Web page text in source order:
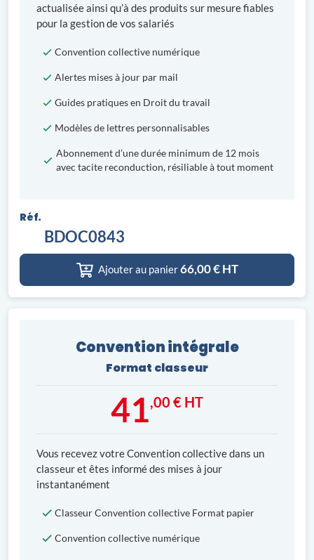
actualisée ainsi qu’à des produits sur mesure fiables
pour la gestion de vos salariés
Convention collective numérique
Alertes mises à jour par mail
Guides pratiques en Droit du travail
Modèles de lettres personnalisables
Abonnement d’une durée minimum de 12 mois
avec tacite reconduction, résiliable à tout moment
Réf.
BDOC0843
Ajouter au panier66,00€ HT
Convention intégrale
Format classeur
41,00 € HT
Vous recevez votre Convention collective dans un
classeur et êtes informé des mises à jour
instantanément
Classeur Convention collective Format papier
Convention collective numérique